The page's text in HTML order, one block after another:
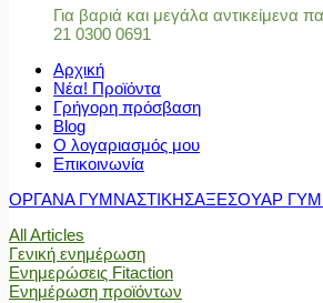
Για βαριά και μεγάλα αντικείμενα
21 0300 0691
Αρχική
Νέα! Προϊόντα
Γρήγορη πρόσβαση
Blog
Ο λογαριασμός μου
Επικοινωνία
ΟΡΓΑΝΑ ΓΥΜΝΑΣΤΙΚΗΣΑΞΕΣΟΥΑΡ
All Articles
Γενική ενημέρωση
Ενημερώσεις Fitaction
Ενημέρωση προϊόντων